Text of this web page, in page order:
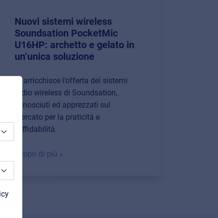
Nuovi sistemi wireless
Soundsation PocketMic
U16HP: archetto e gelato in
un’unica soluzione
Si arricchisce l’offerta dei sistemi
radio wireless di Soundsation,
conosciuti ed apprezzati sul
mercato per la praticità e
l’affidabilità.
Scopri di più »